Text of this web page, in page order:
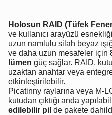
Holosun RAID (Tüfek
ve kullanıcı arayüzü
uzun namlulu silah beyaz
ve daha uzun mesafeler için
lümen güç sağlar. RAID,
uzaktan anahtar veya
etkinleştirilebilir.
Picatinny raylarına veya M-
kutudan çıktığı anda
edilebilir pil de pakete